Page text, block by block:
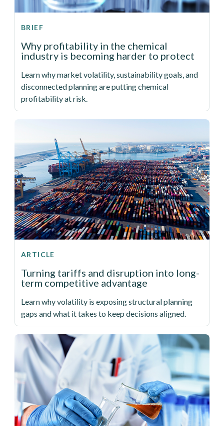
Why profitability in the chemical
industry is becoming harder to protect
Learn why market volatility, sustainability goals, and
disconnected planning are putting chemical
profitability at risk.
BRIEF
Turning tariffs and disruption into long-
term competitive advantage
Learn why volatility is exposing structural planning
gaps and what it takes to keep decisions aligned.
ARTICLE